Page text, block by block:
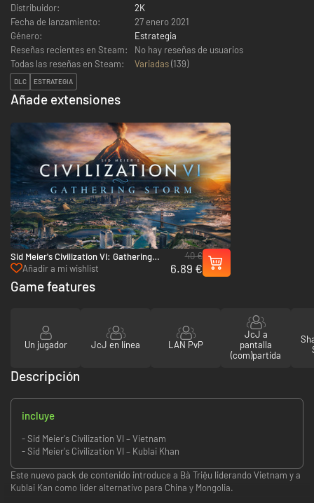
Distribuidor:
2K
Fecha de lanzamiento:
27 enero 2021
Género:
Estrategia
Reseñas recientes en Steam:
No hay reseñas de usuarios
Todas las reseñas en Steam:
Variadas(139)
DLC ESTRATEGIA
Añade extensiones
Sid Meier's Civilization VI: Gathering
Storm - PC & Mac (Steam)
Añadir a mi wishlist
40 €
6.89 €
Game features
Un jugador JcJ en línea LAN PvP
JcJ a
pantalla
(com)partida
Descripción
incluye
- Sid Meier's Civilization VI – Vietnam
- Sid Meier's Civilization VI – Kublai Khan
Este nuevo pack de contenido introduce a Bà Triệu liderando Vietnam y a
Kublai Kan como líder alternativo para China y Mongolia.